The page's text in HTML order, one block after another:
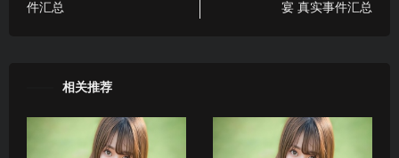
件汇总
宴 真实事件汇总
相关推荐